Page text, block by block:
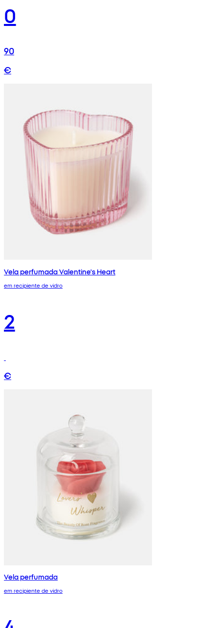
0
90
€
Vela perfumada Valentine's Heart
em recipiente de vidro
2
€
Vela perfumada
em recipiente de vidro